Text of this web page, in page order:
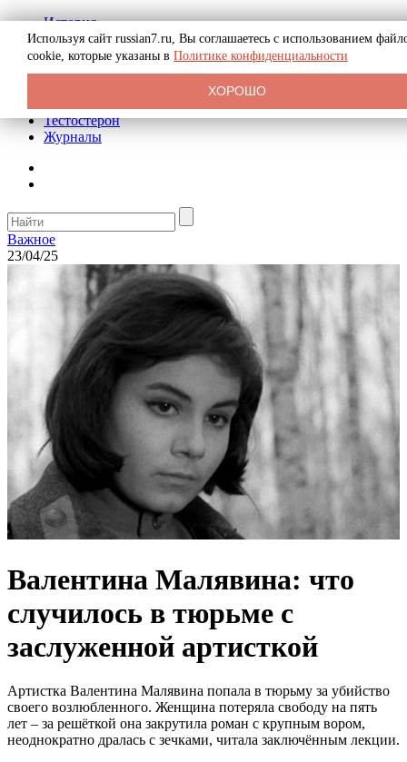
История
Биография
Криминал
Реклама на сайте
Тестостерон
Журналы
Важное
23/04/25
Валентина Малявина: что
случилось в тюрьме с
заслуженной артисткой
Артистка Валентина Малявина попала в тюрьму за убийство
своего возлюбленного. Женщина потеряла свободу на пять
лет – за решёткой она закрутила роман с крупным вором,
неоднократно дралась с зечками, читала заключённым лекции.
Используя сайт russian7.ru, Вы соглашаетесь с использованием
cookie, которые указаны в Политике конфиденциальности
ХОРОШО